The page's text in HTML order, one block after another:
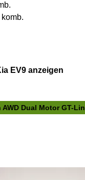
EV9 anzeigen
AWD Dual Motor GT-